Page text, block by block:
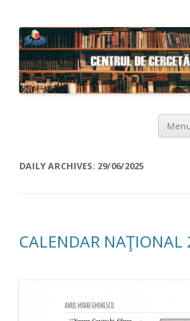
Menu
DAILY ARCHIVES: 29/06/2025
CALENDAR NAŢIONAL